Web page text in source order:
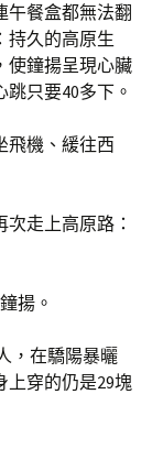
午餐盒都無法翻
持久的高原生
使鐘揚呈現心臟
只要40多下。
飛機、緩往西
走上高原路：
揚。
，在驕陽暴曬
上穿的仍是29塊